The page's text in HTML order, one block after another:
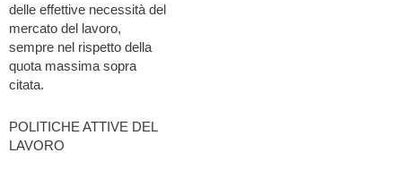
delle effettive necessità del
mercato del lavoro,
sempre nel rispetto della
quota massima sopra
citata.
POLITICHE ATTIVE DEL
LAVORO